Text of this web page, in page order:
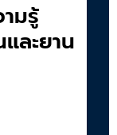
มรู้
ละยาน